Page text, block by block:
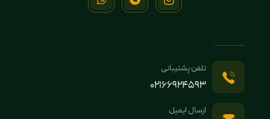
تلفن پشتیبانی
02166924593
ارسال ایمیل